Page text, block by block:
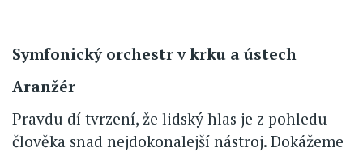
Symfonický orchestr v krku a ústech
Aranžér
Pravdu dí tvrzení, že lidský hlas je z pohledu
člověka snad nejdokonalejší nástroj. Dokážeme